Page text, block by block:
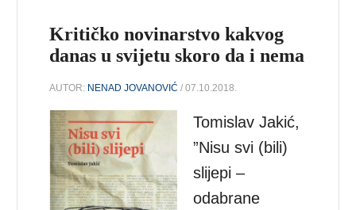
Kritičko novinarstvo kakvog
danas u svijetu skoro da i nema
AUTOR: NENAD JOVANOVIĆ / 07.10.2018.
Tomislav Jakić,
”Nisu svi (bili)
slijepi –
odabrane